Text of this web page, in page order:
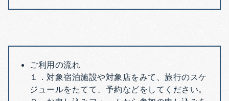
ご利用の流れ
１．対象宿泊施設や対象店をみて、旅行のスケ
ジュールをたてて、予約などをしてください。